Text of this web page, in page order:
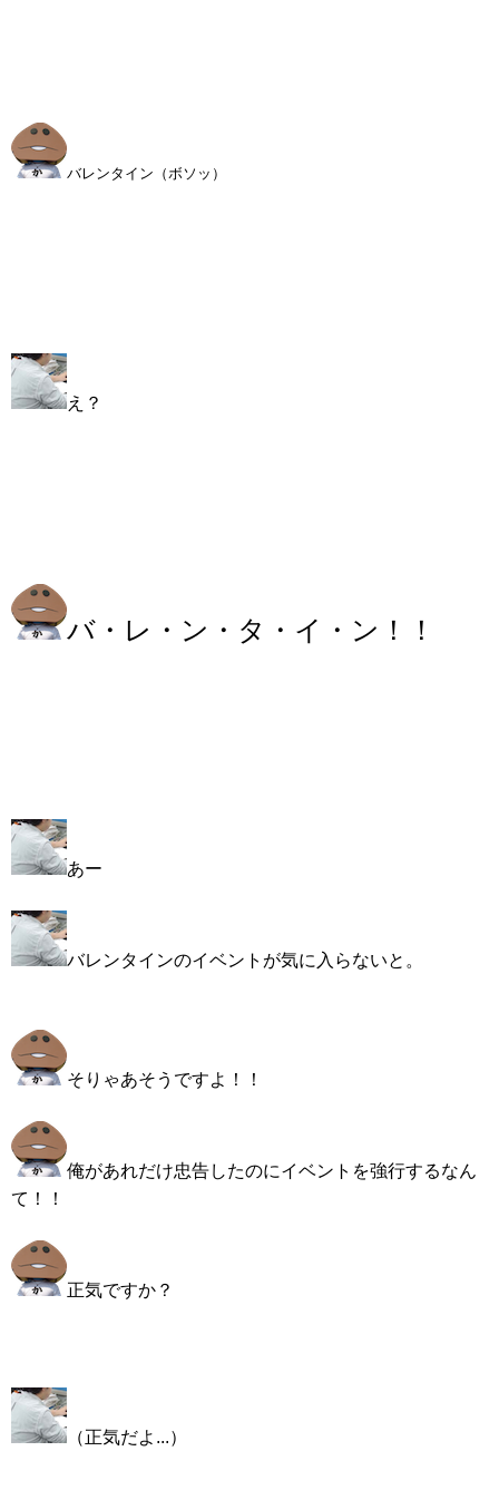
バレンタイン（ボソッ）
え？
バ・レ・ン・タ・イ・ン！！
あー
バレンタインのイベントが気に入らないと。
そりゃあそうですよ！！
俺があれだけ忠告したのにイベントを強行するなん
て！！
正気ですか？
（正気だよ...）